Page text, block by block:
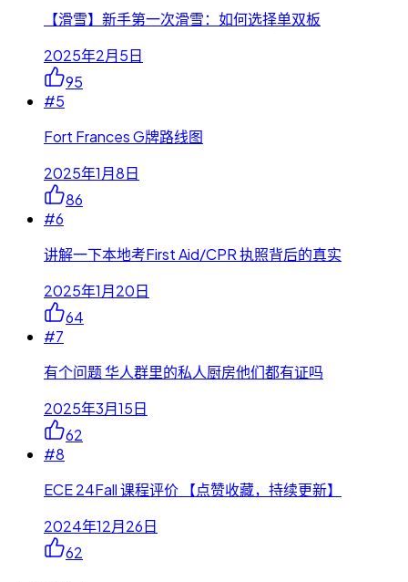
【滑雪】新手第一次滑雪：如何选择单双板
2025年2月5日
95
#5
Fort Frances G牌路线图
2025年1月8日
86
#6
讲解一下本地考First Aid/CPR 执照背后的真实
2025年1月20日
64
#7
有个问题 华人群里的私人厨房他们都有证吗
2025年3月15日
62
#8
ECE 24Fall 课程评价 【点赞收藏，持续更新】
2024年12月26日
62